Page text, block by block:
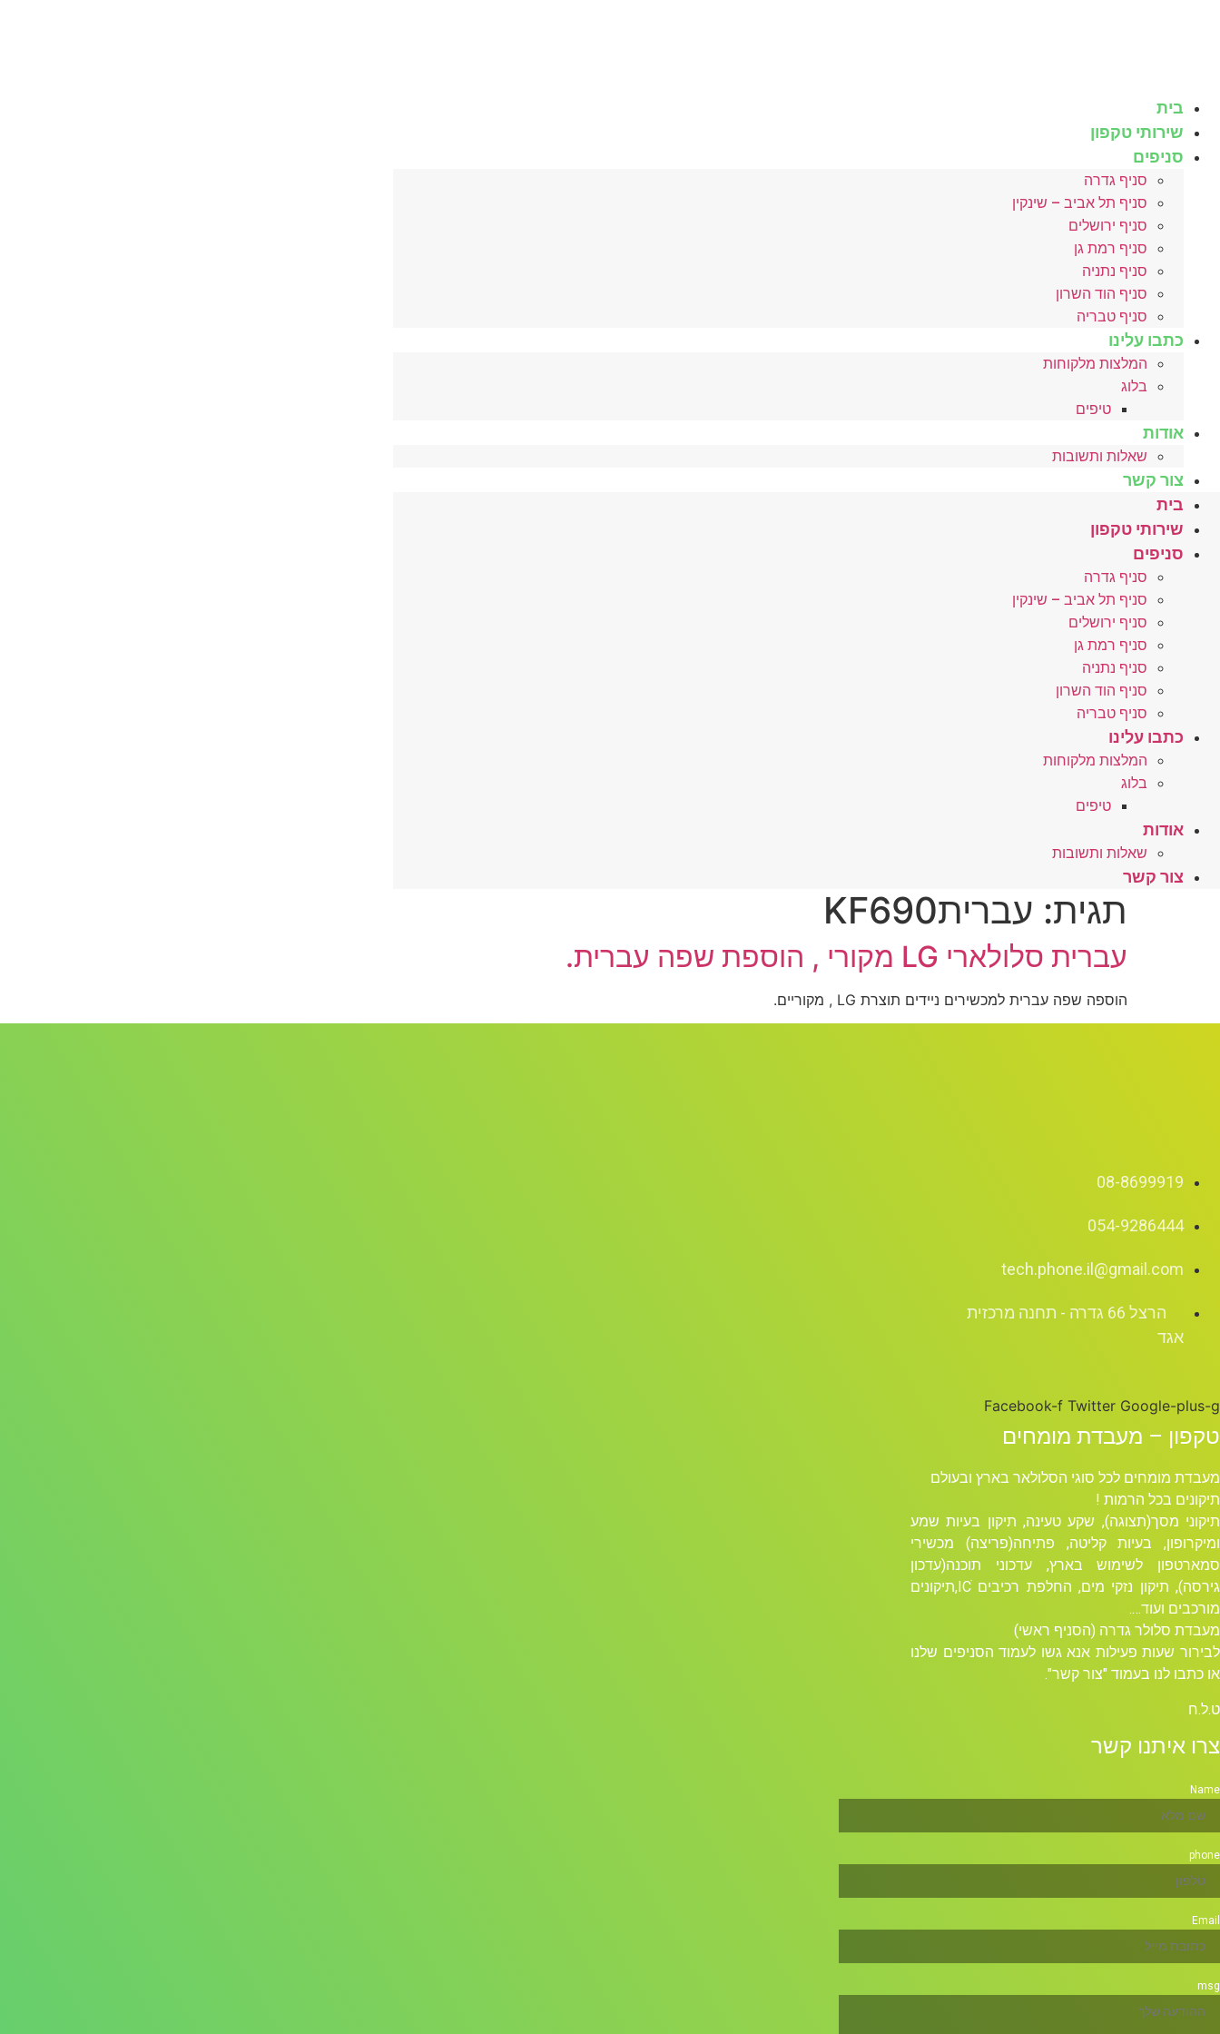
בית
שירותי טקפון
סניפים
סניף גדרה
סניף תל אביב – שינקין
סניף ירושלים
סניף רמת גן
סניף נתניה
סניף הוד השרון
סניף טבריה
כתבו עלינו
המלצות מלקוחות
בלוג
טיפים
אודות
שאלות ותשובות
צור קשר
בית
שירותי טקפון
סניפים
סניף גדרה
סניף תל אביב – שינקין
סניף ירושלים
סניף רמת גן
סניף נתניה
סניף הוד השרון
סניף טבריה
כתבו עלינו
המלצות מלקוחות
בלוג
טיפים
אודות
שאלות ותשובות
צור קשר
תגית: עבריתKF690
עברית סלולארי LG מקורי , הוספת שפה עברית.
הוספה שפה עברית למכשירים ניידים תוצרת LG , מקוריים.
08-8699919
054-9286444
tech.phone.il@gmail.com
הרצל 66 גדרה - תחנה מרכזית
אגד
Facebook-f Twitter Google-plus-g
טקפון – מעבדת מומחים
מעבדת מומחים לכל סוגי הסלולאר בארץ ובעולם
תיקונים בכל הרמות !
תיקוני מסך(תצוגה), שקע טעינה, תיקון בעיות שמע
ומיקרופון, בעיות קליטה, פתיחה(פריצה) מכשירי
סמארטפון לשימוש בארץ, עדכוני תוכנה(עדכון
גירסה), תיקון נזקי מים, החלפת רכיבים ICׁ,תיקונים
מורכבים ועוד….
מעבדת סלולר גדרה (הסניף ראשי)
לבירור שעות פעילות אנא גשו לעמוד הסניפים שלנו
או כתבו לנו בעמוד "צור קשר".
ט.ל.ח
צרו איתנו קשר
Name
phone
Email
msg